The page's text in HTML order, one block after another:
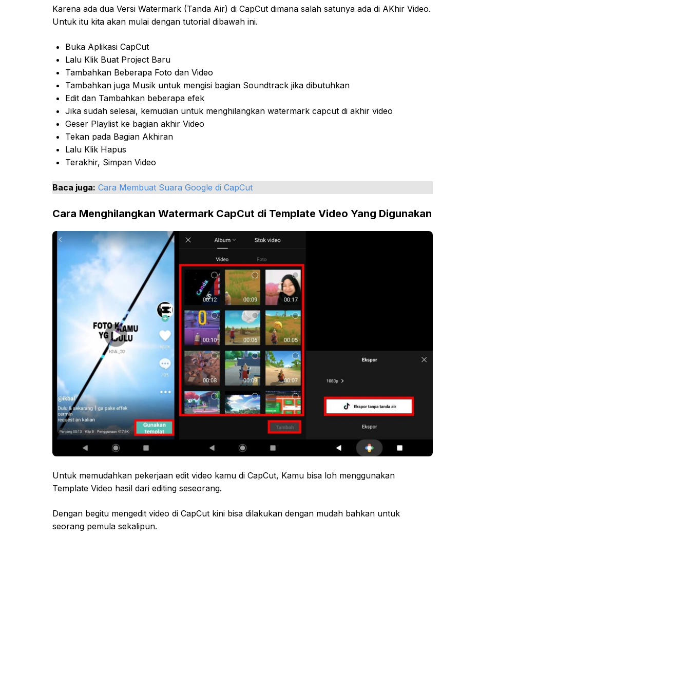
Karena ada dua Versi Watermark (Tanda Air) di CapCut dimana salah satunya ada di AKhir Video.
Untuk itu kita akan mulai dengan tutorial dibawah ini.
Buka Aplikasi CapCut
Lalu Klik Buat Project Baru
Tambahkan Beberapa Foto dan Video
Tambahkan juga Musik untuk mengisi bagian Soundtrack jika dibutuhkan
Edit dan Tambahkan beberapa efek
Jika sudah selesai, kemudian untuk menghilangkan watermark capcut di akhir video
Geser Playlist ke bagian akhir Video
Tekan pada Bagian Akhiran
Lalu Klik Hapus
Terakhir, Simpan Video
Baca juga: Cara Membuat Suara Google di CapCut
Cara Menghilangkan Watermark CapCut di Template Video Yang Digunakan
Untuk memudahkan pekerjaan edit video kamu di CapCut, Kamu bisa loh menggunakan
Template Video hasil dari editing seseorang.
Dengan begitu mengedit video di CapCut kini bisa dilakukan dengan mudah bahkan untuk
seorang pemula sekalipun.